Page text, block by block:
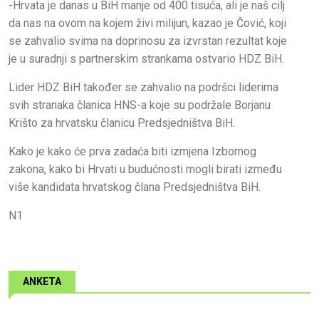
-Hrvata je danas u BiH manje od 400 tisuća, ali je naš cilj
da nas na ovom na kojem živi milijun, kazao je Čović, koji
se zahvalio svima na doprinosu za izvrstan rezultat koje
je u suradnji s partnerskim strankama ostvario HDZ BiH.
Lider HDZ BiH također se zahvalio na podršci liderima
svih stranaka članica HNS-a koje su podržale Borjanu
Krišto za hrvatsku članicu Predsjedništva BiH.
Kako je kako će prva zadaća biti izmjena Izbornog
zakona, kako bi Hrvati u budućnosti mogli birati između
više kandidata hrvatskog člana Predsjedništva BiH.
N1
ANKETA